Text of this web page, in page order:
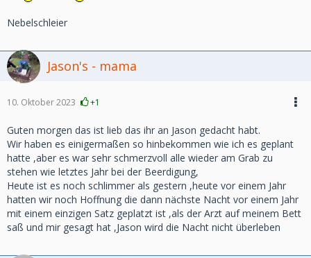
Nebelschleier
Jason's - mama
10. Oktober 2023 +1
Guten morgen das ist lieb das ihr an Jason gedacht habt.
Wir haben es einigermaßen so hinbekommen wie ich es geplant
hatte ,aber es war sehr schmerzvoll alle wieder am Grab zu
stehen wie letztes Jahr bei der Beerdigung,
Heute ist es noch schlimmer als gestern ,heute vor einem Jahr
hatten wir noch Hoffnung die dann nächste Nacht vor einem Jahr
mit einem einzigen Satz geplatzt ist ,als der Arzt auf meinem Bett
saß und mir gesagt hat ,Jason wird die Nacht nicht überleben